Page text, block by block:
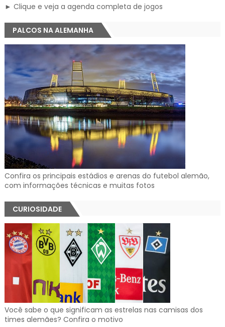
► Clique e veja a agenda completa de jogos
PALCOS NA ALEMANHA
Confira os principais estádios e arenas do futebol alemão,
com informações técnicas e muitas fotos
CURIOSIDADE
Você sabe o que significam as estrelas nas camisas dos
times alemães? Confira o motivo